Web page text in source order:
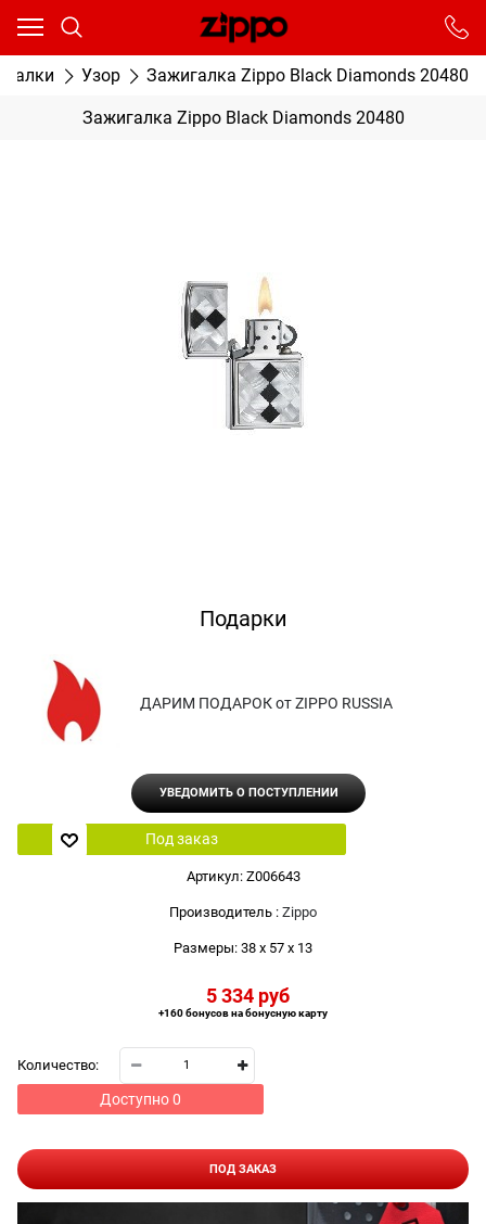
Узор Зажигалка Zippo Black Diamonds 20480
Зажигалка Zippo Black Diamonds 20480
Подарки
ДАРИМ ПОДАРОК от ZIPPO RUSSIA
УВЕДОМИТЬ О ПОСТУПЛЕНИИ
Под заказ
Артикул: Z006643
Производитель : Zippo
Размеры: 38 x 57 x 13
5 334 руб
+160 бонусов на бонусную карту
Количество:
Доступно0
ПОД ЗАКАЗ
Ваш город - Москва,
От выбранного города зависят сроки доставки